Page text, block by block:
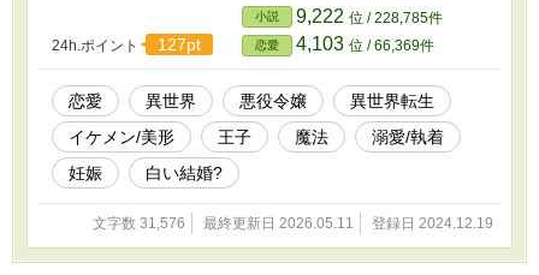
りをしたアイヴィアナは、妊娠してしまった！！ しかし、実際
のアイヴィアナとジークハルトは白い結婚である。 妊娠したこ
とがばれれば、不貞となり、アイヴィアナとお腹の子供は殺されて
しまう。そう考えたアイヴィアナは、逃げることにした。 ※小説
家になろう様にも掲載しており、そちらが一番早くなる予定です。
24h.ポイント 127pt
小説 9,222 位 / 228,785件
恋愛 4,103 位 / 66,369件
恋愛 異世界 悪役令嬢
異世界転生
イケメン/美形
王子 魔法
溺愛/執着
妊娠
白い結婚?
文字数 31,576 最終更新日 2026.05.11 登録日 2024.12.19